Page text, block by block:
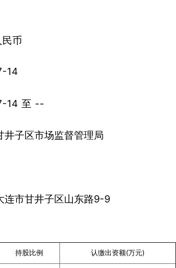
币
14
2011-07-14 至 --
井子区市场监督管理局
连市甘井子区山东路9-9
持股比例 认缴出资额(万元)